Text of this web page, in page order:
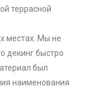
террасной
местах. Мы не
декинг быстро
был
наименования